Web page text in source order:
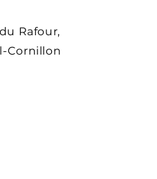
Rafour,
Cornillon